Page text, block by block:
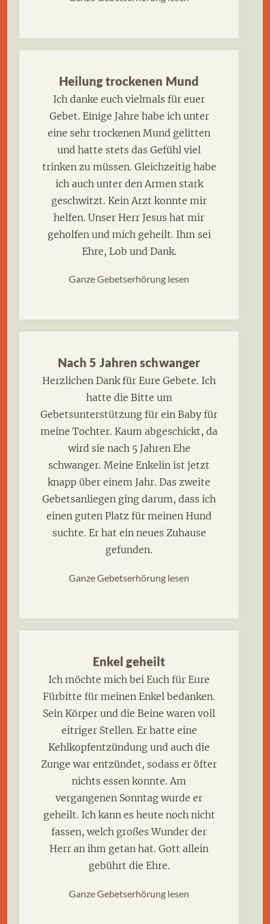
Heilung trockenen Mund
Ich danke euch vielmals für euer
Gebet. Einige Jahre habe ich unter
eine sehr trockenen Mund gelitten
und hatte stets das Gefühl viel
trinken zu müssen. Gleichzeitig habe
ich auch unter den Armen stark
geschwitzt. Kein Arzt konnte mir
helfen. Unser Herr Jesus hat mir
geholfen und mich geheilt. Ihm sei
Ehre, Lob und Dank.
Ganze Gebetserhörung lesen
Nach 5 Jahren schwanger
Herzlichen Dank für Eure Gebete. Ich
hatte die Bitte um
Gebetsunterstützung für ein Baby für
meine Tochter. Kaum abgeschickt, da
wird sie nach 5 Jahren Ehe
schwanger. Meine Enkelin ist jetzt
knapp über einem Jahr. Das zweite
Gebetsanliegen ging darum, dass ich
einen guten Platz für meinen Hund
suchte. Er hat ein neues Zuhause
gefunden.
Ganze Gebetserhörung lesen
Enkel geheilt
Ich möchte mich bei Euch für Eure
Fürbitte für meinen Enkel bedanken.
Sein Körper und die Beine waren voll
eitriger Stellen. Er hatte eine
Kehlkopfentzündung und auch die
Zunge war entzündet, sodass er öfter
nichts essen konnte. Am
vergangenen Sonntag wurde er
geheilt. Ich kann es heute noch nicht
fassen, welch großes Wunder der
Herr an ihm getan hat. Gott allein
gebührt die Ehre.
Ganze Gebetserhörung lesen